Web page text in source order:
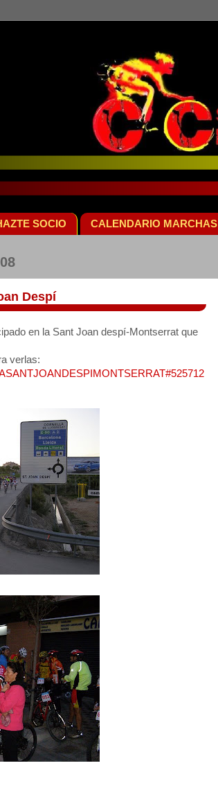
SOCIO CALENDARIO MARCHAS
Despí
en la Sant Joan despí-Montserrat que
verlas: